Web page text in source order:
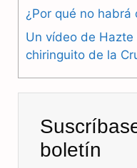
k
m
¿Por qué no habrá
Un vídeo de
chiringuito de la
boletín